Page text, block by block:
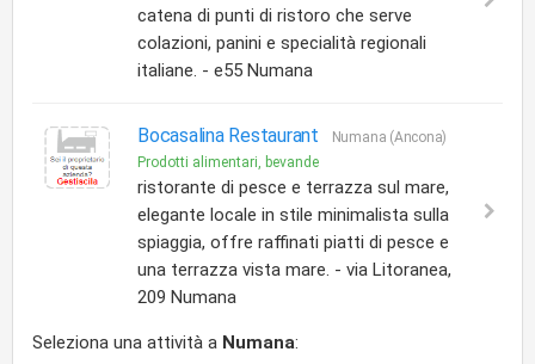
catena di punti di ristoro che serve
colazioni, panini e specialità regionali
italiane. - e55 Numana
Bocasalina Restaurant
Numana (Ancona)
Prodotti alimentari, bevande
ristorante di pesce e terrazza sul mare,
elegante locale in stile minimalista sulla
spiaggia, offre raffinati piatti di pesce e
una terrazza vista mare. - via Litoranea,
209 Numana
Seleziona una attività a Numana: